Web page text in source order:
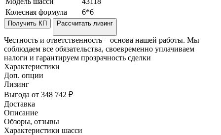
Колесная формула
6*6
Получить КП Рассчитать лизинг
Честность и ответственность – основа нашей работы. Мы
соблюдаем все обязательства, своевременно уплачиваем
налоги и гарантируем прозрачность сделки
Характеристики
Доп. опции
Лизинг
Выгода от 348 742 ₽
Доставка
Описание
Обзоры, отзывы
Характеристики шасси